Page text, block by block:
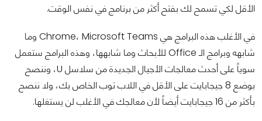
الأقل لكي تسمح لك بفتح أكثر من برنامج في نفس الوقت.
في الأغلب هذه البرامج هي Chrome، Microsoft Teams وما
شابهه وبرامج الـ Office للأبحاث وما شابهها، وهذه البرامج ستعمل
سوياً على أحدث معالجات الأجيال الجديدة من سلاسل U، وننصح
بوضع 8 جيجابايت على الأقل في اللاب توب الخاص بك، ولا ننصح
بأكثر من 16 جيجابايت أيضاً لأن معالجك في الأغلب لن يستغلها.